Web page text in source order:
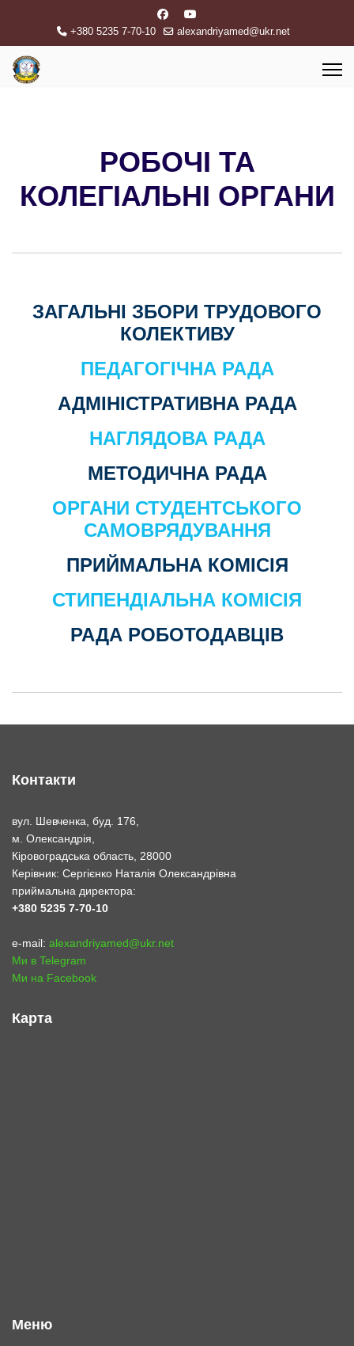
+380 5235 7-70-10 alexandriyamed@ukr.net
РОБОЧІ ТА
КОЛЕГІАЛЬНІ ОРГАНИ
ЗАГАЛЬНІ ЗБОРИ ТРУДОВОГО
КОЛЕКТИВУ
ПЕДАГОГІЧНА РАДА
АДМІНІСТРАТИВНА РАДА
НАГЛЯДОВА РАДА
МЕТОДИЧНА РАДА
ОРГАНИ СТУДЕНТСЬКОГО
САМОВРЯДУВАННЯ
ПРИЙМАЛЬНА КОМІСІЯ
СТИПЕНДІАЛЬНА КОМІСІЯ
РАДА РОБОТОДАВЦІВ
Контакти
вул. Шевченка, буд. 176,
м. Олександрія,
Кіровоградська область, 28000
Керівник: Сергієнко Наталія Олександрівна
приймальна директора:
+380 5235 7-70-10
e-mail: alexandriyamed@ukr.net
Ми в Telegram
Ми на Facebook
Карта
Меню